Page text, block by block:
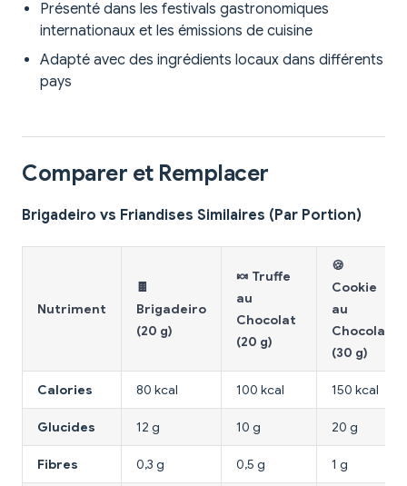
Présenté dans les festivals gastronomiques
internationaux et les émissions de cuisine
Adapté avec des ingrédients locaux dans différents
pays
Comparer et Remplacer
Brigadeiro vs Friandises Similaires (Par Portion)
Nutriment
🍫
Brigadeiro
(20 g)
🍬 Truffe
au
Chocolat
(20 g)
🍪
Cookie
au
Chocolat
(30 g)
Calories 80 kcal 100 kcal 150 kcal
Glucides 12 g 10 g 20 g
Fibres 0,3 g 0,5 g 1 g